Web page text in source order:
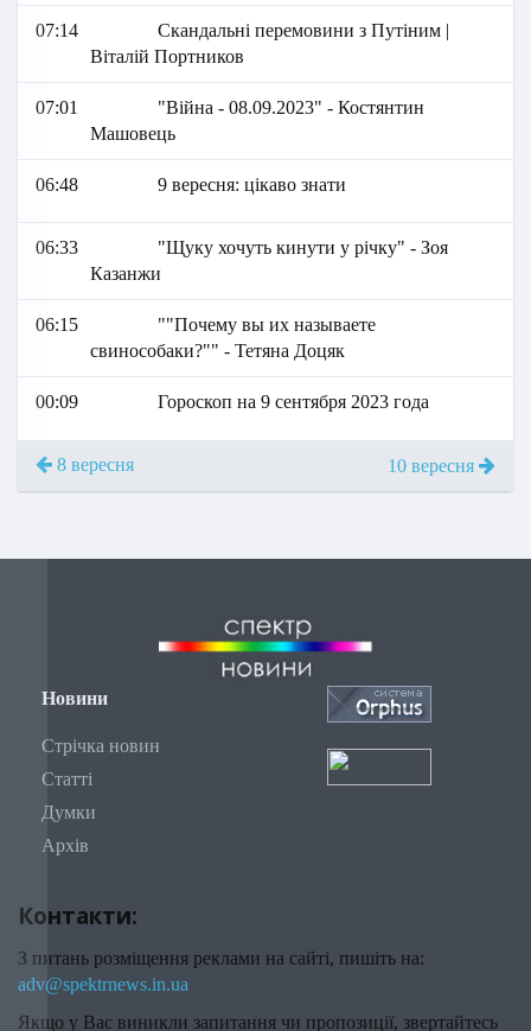
07:14
Скандальні перемовини з Путіним |
Віталій Портников
07:01
"Війна - 08.09.2023" - Костянтин
Машовець
06:48 9 вересня: цікаво знати
06:33
"Щу‌к‌у‌ ‌х‌о‌ч‌у‌т‌ь‌ ‌к‌и‌н‌у‌т‌и‌ ‌у ‌р‌і‌ч‌к‌у‌" - Зоя
Казанжи
06:15
""Почему вы их называете
свинособаки?"" - Тетяна Доцяк
00:09 Гороскоп на 9 сентября 2023 года
8 вересня 10 вересня
Новини
Стрічка новин
Статті
Думки
Архів
Контакти:
З питань розміщення реклами на сайті, пишіть на:
adv@spektrnews.in.ua
Якщо у Вас виникли запитання чи пропозиції, звертайтесь